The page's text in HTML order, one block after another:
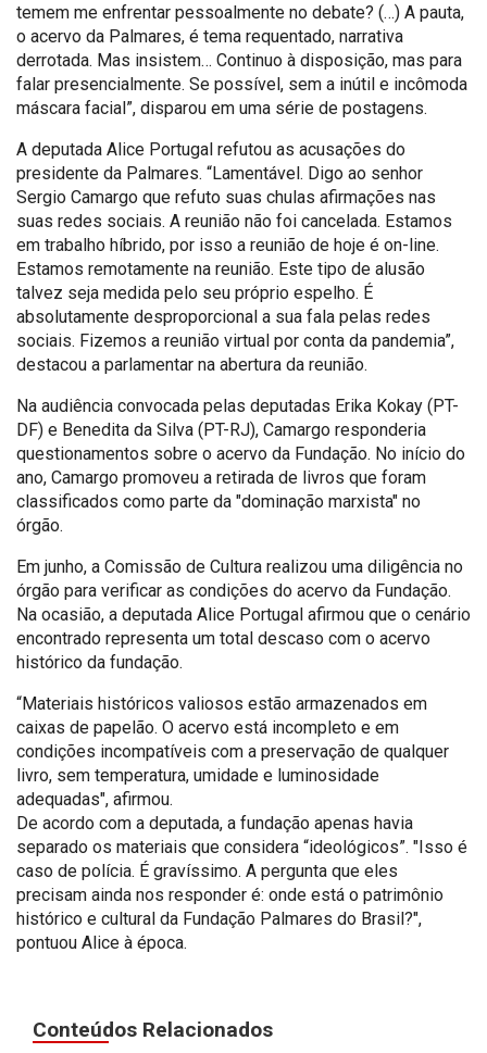
temem me enfrentar pessoalmente no debate? (…) A pauta,
o acervo da Palmares, é tema requentado, narrativa
derrotada. Mas insistem… Continuo à disposição, mas para
falar presencialmente. Se possível, sem a inútil e incômoda
máscara facial”, disparou em uma série de postagens.
A deputada Alice Portugal refutou as acusações do
presidente da Palmares. “Lamentável. Digo ao senhor
Sergio Camargo que refuto suas chulas afirmações nas
suas redes sociais. A reunião não foi cancelada. Estamos
em trabalho híbrido, por isso a reunião de hoje é on-line.
Estamos remotamente na reunião. Este tipo de alusão
talvez seja medida pelo seu próprio espelho. É
absolutamente desproporcional a sua fala pelas redes
sociais. Fizemos a reunião virtual por conta da pandemia”,
destacou a parlamentar na abertura da reunião.
Na audiência convocada pelas deputadas Erika Kokay (PT-
DF) e Benedita da Silva (PT-RJ), Camargo responderia
questionamentos sobre o acervo da Fundação. No início do
ano, Camargo promoveu a retirada de livros que foram
classificados como parte da "dominação marxista" no
órgão.
Em junho, a Comissão de Cultura realizou uma diligência no
órgão para verificar as condições do acervo da Fundação.
Na ocasião, a deputada Alice Portugal afirmou que o cenário
encontrado representa um total descaso com o acervo
histórico da fundação.
“Materiais históricos valiosos estão armazenados em
caixas de papelão. O acervo está incompleto e em
condições incompatíveis com a preservação de qualquer
livro, sem temperatura, umidade e luminosidade
adequadas", afirmou.
De acordo com a deputada, a fundação apenas havia
separado os materiais que considera “ideológicos”. "Isso é
caso de polícia. É gravíssimo. A pergunta que eles
precisam ainda nos responder é: onde está o patrimônio
histórico e cultural da Fundação Palmares do Brasil?",
pontuou Alice à época.
Conteúdos Relacionados